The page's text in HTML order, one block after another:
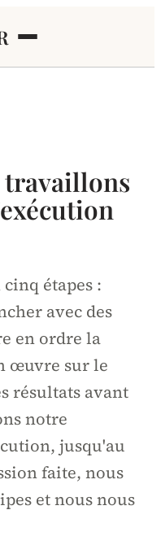
étapes :
avec des
en ordre la
œuvre sur le
résultats avant
notre
jusqu'au
faite, nous
et nous nous